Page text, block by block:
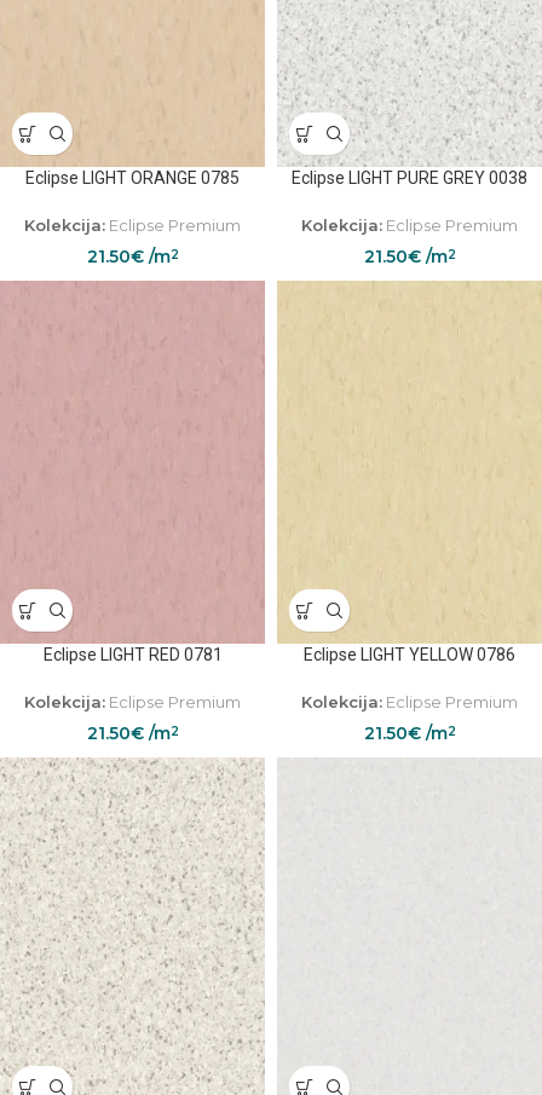
Eclipse LIGHT ORANGE 0785
Kolekcija: Eclipse Premium
21.50€/m2
Eclipse LIGHT PURE GREY 0038
Kolekcija: Eclipse Premium
21.50€/m2
Eclipse LIGHT RED 0781
Kolekcija: Eclipse Premium
21.50€/m2
Eclipse LIGHT YELLOW 0786
Kolekcija: Eclipse Premium
21.50€/m2